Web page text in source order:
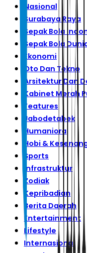
Nasional
Surabaya Raya
Sepak Bola
Sepak Bola
Ekonomi
Oto Dan Tekno
Arsitektur Dan
Kabinet Merah
Features
Jabodetabek
Humaniora
Hobi &
Sports
Infrastruktur
Zodiak
Kepribadian
Berita Daerah
Entertainment
Lifestyle
Internasional